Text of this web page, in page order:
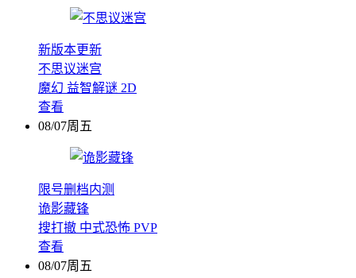
新版本更新
不思议迷宫
魔幻 益智解谜 2D
查看
08/07周五
限号删档内测
诡影藏锋
搜打撤 中式恐怖 PVP
查看
08/07周五